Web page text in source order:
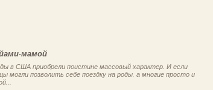
мамой
в США приобрели поистине массовый характер. И если
могли позволить себе поездку на роды, а многие просто и